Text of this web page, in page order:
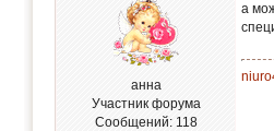
анна
Участник форума
Сообщений: 118
а